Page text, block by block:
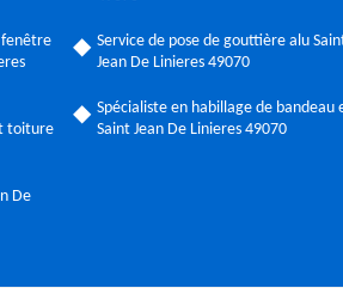
fenêtre
toiture
De
Service de pose de gouttière alu
Jean De Linieres 49070
Spécialiste en habillage de bandeau
Saint Jean De Linieres 49070